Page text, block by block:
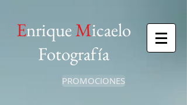
EnriqueMicaelo
Fotografía
PROMOCIONES